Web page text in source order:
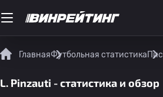
ГлавнаяФутбольная статистика
L. Pinzauti - статистика и обзор